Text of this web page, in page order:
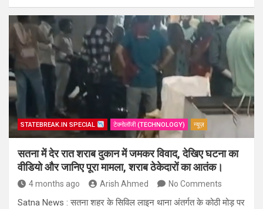
STATEBREAK.IN SPECIAL टेक्नोलॉजी (TECHNOLOGY) न्यूज़
सतना में देर रात शराब दुकान में जमकर विवाद, देखिए घटना का
वीडियो और जानिए पूरा मामला, शराब ठेकेदारों का आतंक।
4 months ago Arish Ahmed No Comments
Satna News : सतना शहर के सिविल लाइन थाना अंतर्गत के कोठी मोड़ पर